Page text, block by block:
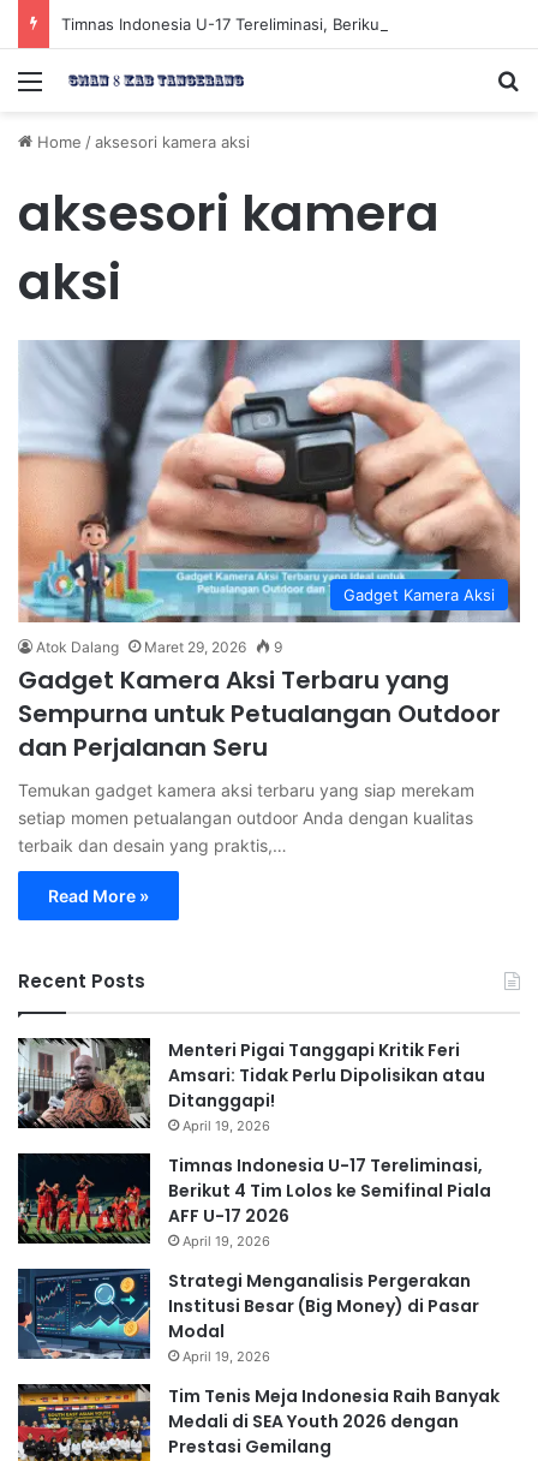
Menu
Home /aksesori kamera aksi
aksesori kamera
aksi
Gadget Kamera Aksi
Atok Dalang Maret 29, 2026 9
Gadget Kamera Aksi Terbaru yang
Sempurna untuk Petualangan Outdoor
dan Perjalanan Seru
Temukan gadget kamera aksi terbaru yang siap merekam
setiap momen petualangan outdoor Anda dengan kualitas
terbaik dan desain yang praktis,…
Read More »
Recent Posts
Menteri Pigai Tanggapi Kritik Feri
Amsari: Tidak Perlu Dipolisikan atau
Ditanggapi!
April 19, 2026
Timnas Indonesia U-17 Tereliminasi,
Berikut 4 Tim Lolos ke Semifinal Piala
AFF U-17 2026
April 19, 2026
Strategi Menganalisis Pergerakan
Institusi Besar (Big Money) di Pasar
Modal
April 19, 2026
Tim Tenis Meja Indonesia Raih Banyak
Medali di SEA Youth 2026 dengan
Prestasi Gemilang